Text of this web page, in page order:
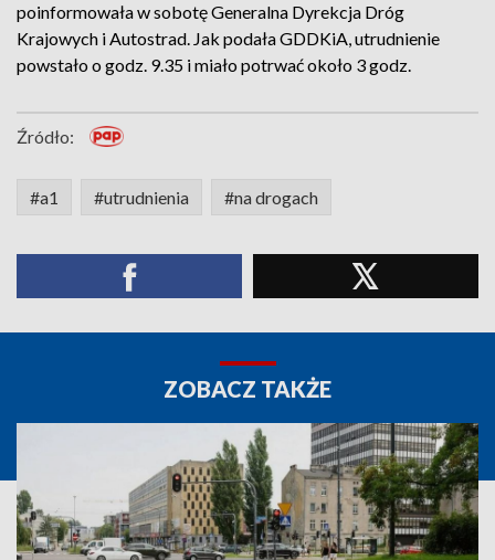
poinformowała w sobotę Generalna Dyrekcja Dróg
Krajowych i Autostrad. Jak podała GDDKiA, utrudnienie
powstało o godz. 9.35 i miało potrwać około 3 godz.
Źródło:
#a1 #utrudnienia #na drogach
ZOBACZ TAKŻE